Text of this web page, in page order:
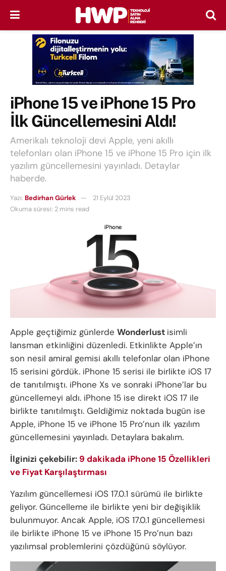
iPhone 15 ve iPhone 15 Pro
İlk Güncellemesini Aldı!
Amerikalı teknoloji devi Apple, yeni akıllı
telefonları olan iPhone 15 ve iPhone 15 Pro için ilk
yazılım güncellemesini yayınladı. Detaylar
haberde.
Yazı: Bedirhan Gürlek
21 Eylül 2023
Okuma süresi: 2 mins read
Apple geçtiğimiz günlerde Wonderlust isimli
lansman etkinliğini düzenledi. Etkinlikte Apple’ın
son nesil amiral gemisi akıllı telefonlar olan iPhone
15 serisini gördük. iPhone 15 serisi ile birlikte iOS 17
de tanıtılmıştı. iPhone Xs ve sonraki iPhone’lar bu
güncellemeyi aldı. iPhone 15 ise direkt iOS 17 ile
birlikte tanıtılmıştı. Geldiğimiz noktada bugün ise
Apple, iPhone 15 ve iPhone 15 Pro’nun ilk yazılım
güncellemesini yayınladı. Detaylara bakalım.
İlginizi çekebilir: 9 dakikada iPhone 15 Özellikleri
ve Fiyat Karşılaştırması
Yazılım güncellemesi iOS 17.0.1 sürümü ile birlikte
geliyor. Güncelleme ile birlikte yeni bir değişiklik
bulunmuyor. Ancak Apple, iOS 17.0.1 güncellemesi
ile birlikte iPhone 15 ve iPhone 15 Pro’nun bazı
yazılımsal problemlerini çözdüğünü söylüyor.